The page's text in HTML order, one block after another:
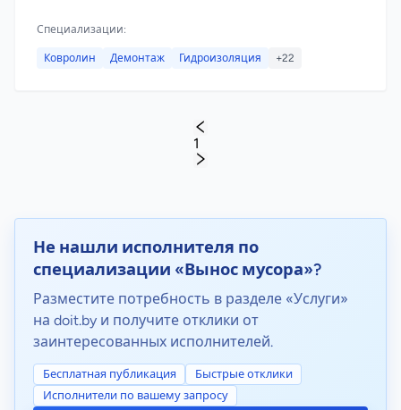
Специализации:
Ковролин Демонтаж Гидроизоляция +22
1
Не нашли исполнителя по
специализации «Вынос мусора»?
Разместите потребность в разделе «Услуги»
на doit.by и получите отклики от
заинтересованных исполнителей.
Бесплатная публикация
Быстрые отклики
Исполнители по вашему запросу